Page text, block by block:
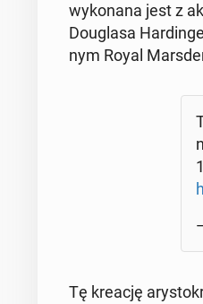
wy­ko­na­na jest z
Do­ugla­sa
nym Royal
Tę kreację